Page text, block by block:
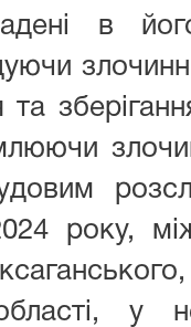
в
року,
у